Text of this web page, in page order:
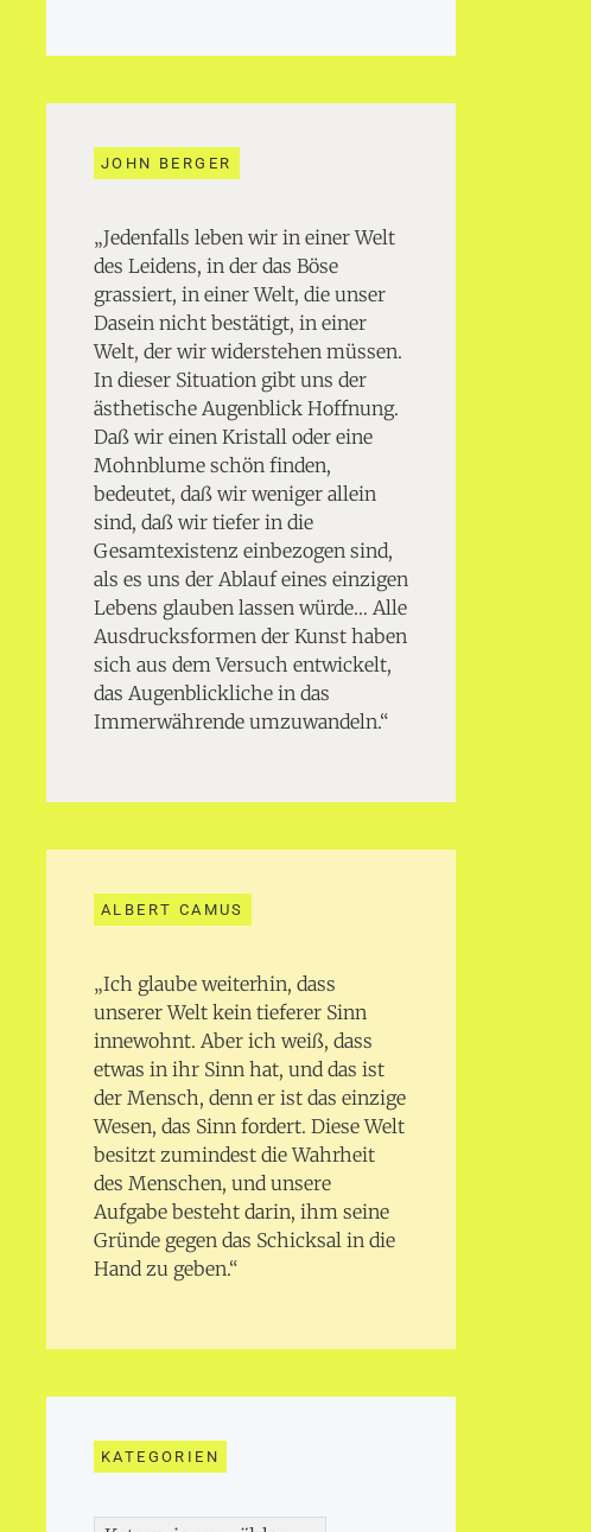
JOHN BERGER
„Jedenfalls leben wir in einer Welt
des Leidens, in der das Böse
grassiert, in einer Welt, die unser
Dasein nicht bestätigt, in einer
Welt, der wir widerstehen müssen.
In dieser Situation gibt uns der
ästhetische Augenblick Hoffnung.
Daß wir einen Kristall oder eine
Mohnblume schön finden,
bedeutet, daß wir weniger allein
sind, daß wir tiefer in die
Gesamtexistenz einbezogen sind,
als es uns der Ablauf eines einzigen
Lebens glauben lassen würde… Alle
Ausdrucksformen der Kunst haben
sich aus dem Versuch entwickelt,
das Augenblickliche in das
Immerwährende umzuwandeln.“
ALBERT CAMUS
„Ich glaube weiterhin, dass
unserer Welt kein tieferer Sinn
innewohnt. Aber ich weiß, dass
etwas in ihr Sinn hat, und das ist
der Mensch, denn er ist das einzige
Wesen, das Sinn fordert. Diese Welt
besitzt zumindest die Wahrheit
des Menschen, und unsere
Aufgabe besteht darin, ihm seine
Gründe gegen das Schicksal in die
Hand zu geben.“
KATEGORIEN
Kategorien